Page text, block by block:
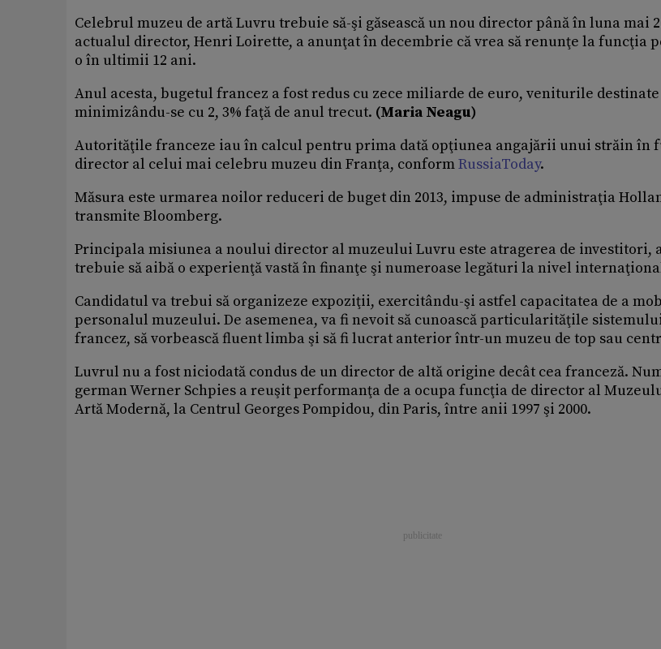
Celebrul muzeu de artă Luvru trebuie să-şi găsească un nou director până în luna mai
actualul director, Henri Loirette, a anunţat în decembrie că vrea să renunţe la funcţia
o în ultimii 12 ani.
Anul acesta, bugetul francez a fost redus cu zece miliarde de euro, veniturile
minimizându-se cu 2, 3% faţă de anul trecut. (Maria Neagu)
Autorităţile franceze iau în calcul pentru prima dată opţiunea angajării unui străin în
director al celui mai celebru muzeu din Franţa, conformRussiaToday.
Măsura este urmarea noilor reduceri de buget din 2013, impuse de administraţia
transmite Bloomberg.
Principala misiunea a noului director al muzeului Luvru este atragerea de investitori,
trebuie să aibă o experienţă vastă în finanţe şi numeroase legături la nivel
Candidatul va trebui să organizeze expoziţii, exercitându-şi astfel capacitatea de a
personalul muzeului. De asemenea, va fi nevoit să cunoască particularităţile
francez, să vorbească fluent limba şi să fi lucrat anterior într-un muzeu de top sau
Luvrul nu a fost niciodată condus de un director de altă origine decât cea franceză.
german Werner Schpies a reuşit performanţa de a ocupa funcţia de director al
Artă Modernă, la Centrul Georges Pompidou, din Paris, între anii 1997 şi 2000.